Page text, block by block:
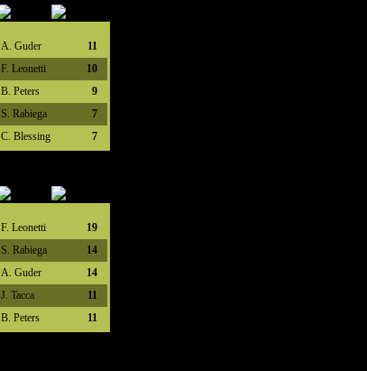
A. Guder
11
F. Leonetti
10
B. Peters
9
S. Rabiega
7
C. Blessing
7
F. Leonetti
19
S. Rabiega
14
A. Guder
14
J. Tacca
11
B. Peters
11